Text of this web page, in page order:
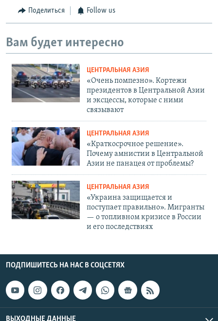
Поделиться Follow us
Вам будет интересно
ЦЕНТРАЛЬНАЯ АЗИЯ
«Очень помпезно». Кортежи
президентов в Центральной Азии
и эксцессы, которые с ними
связывают
ЦЕНТРАЛЬНАЯ АЗИЯ
«Краткосрочное решение».
Почему амнистии в Центральной
Азии не панацея от проблемы?
ЦЕНТРАЛЬНАЯ АЗИЯ
«Украина защищается и
поступает правильно». Мигранты
— о топливном кризисе в России
и его последствиях
ПОДПИШИТЕСЬ НА НАС В СОЦСЕТЯХ
ВЫХОДНЫЕ ДАННЫЕ